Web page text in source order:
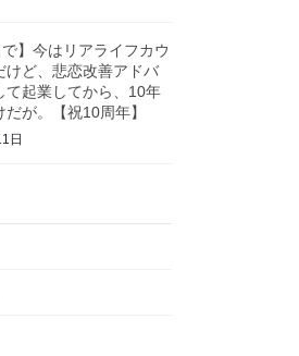
で】今はリアライフカウ
けど、悲恋改善アドバ
て起業してから、10年
が。【祝10周年】
日